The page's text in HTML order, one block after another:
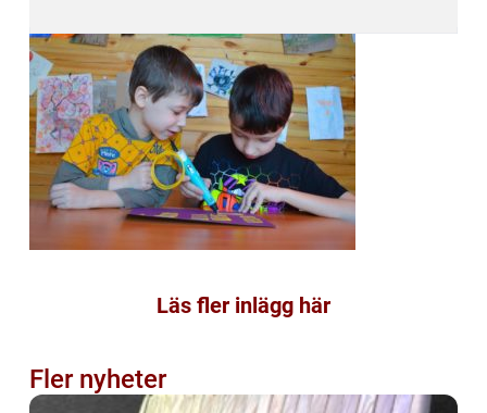
Läs fler inlägg här
Fler nyheter